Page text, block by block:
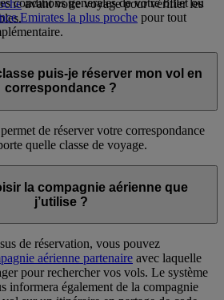
avant votre voyage pour vérifier les
Emirates la plus proche pour tout
puis-je réserver mon vol en
correspondance ?
de réserver votre correspondance
quelle classe de voyage.
la compagnie aérienne que
j’utilise ?
de réservation, vous pouvez
aérienne partenaire avec laquelle
pour rechercher vos vols. Le système
informera également de la compagnie